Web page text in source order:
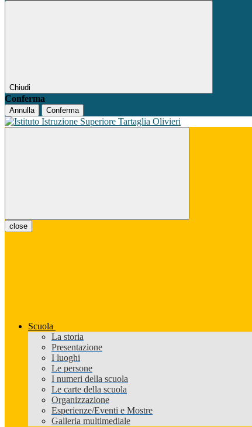
Chiudi
Conferma
Annulla Conferma
close
Scuola
La storia
Presentazione
I luoghi
Le persone
I numeri della scuola
Le carte della scuola
Organizzazione
Esperienze/Eventi e Mostre
Galleria multimediale